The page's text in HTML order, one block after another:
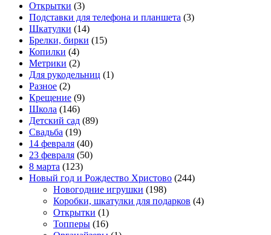
Открытки (3)
Подставки для телефона и планшета (3)
Шкатулки (14)
Брелки, бирки (15)
Копилки (4)
Метрики (2)
Для рукодельниц (1)
Разное (2)
Крещение (9)
Школа (146)
Детский сад (89)
Свадьба (19)
14 февраля (40)
23 февраля (50)
8 марта (123)
Новый год и Рождество Христово (244)
Новогодние игрушки (198)
Коробки, шкатулки для подарков (4)
Открытки (1)
Топперы (16)